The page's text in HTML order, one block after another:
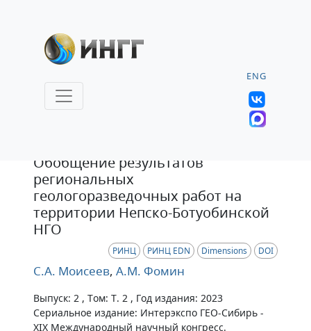
ENG
Обобщение результатов
региональных
геологоразведочных работ на
территории Непско-Ботуобинской
НГО
РИНЦ РИНЦ EDN Dimensions DOI
С.А. Моисеев, А.М. Фомин
Выпуск: 2 , Том: Т. 2 , Год издания: 2023
Сериальное издание: Интерэкспо ГЕО-Сибирь -
XIX Международный научный конгресс.